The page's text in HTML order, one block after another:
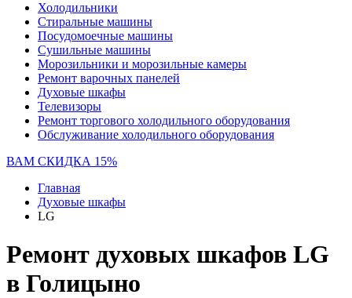
Холодильники
Стиральные машины
Посудомоечные машины
Сушильные машины
Морозильники и морозильные камеры
Ремонт варочных панелей
Духовые шкафы
Телевизоры
Ремонт торгового холодильного оборудования
Обслуживание холодильного оборудования
ВАМ СКИДКА 15%
Главная
Духовые шкафы
LG
Ремонт духовых шкафов LG
в Голицыно